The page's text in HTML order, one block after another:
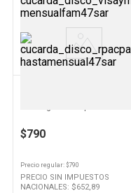
Ver
Producto
$790
Precio regular: $790
PRECIO SIN IMPUESTOS
NACIONALES: $652,89